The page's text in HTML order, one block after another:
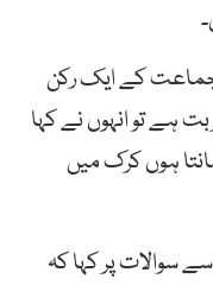
جماعت کے ایک رکن
ہے تو انہوں نے کہا
ہوں کرک میں
سوالات پر کہا کہ